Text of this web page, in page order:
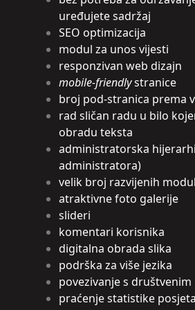
uređujete sadržaj
SEO optimizacija
modul za unos vijesti
responzivan web dizajn
mobile-friendlystranice
broj pod-stranica prema
rad sličan radu u bilo
obradu teksta
administratorska
administratora)
velik broj razvijenih
atraktivne foto galerije
slideri
komentari korisnika
digitalna obrada slika
podrška za više jezika
povezivanje s društvenim
praćenje statistike